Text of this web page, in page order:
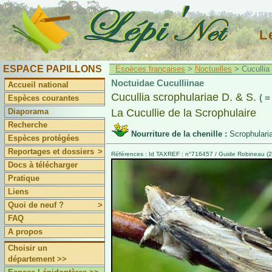
ESPACE PAPILLONS
Accueil national
Espèces courantes
Diaporama
Recherche
Espèces protégées
Reportages et dossiers >
Docs à télécharger
Pratique
Liens
Quoi de neuf ?
>
FAQ
A propos
Choisir un
département >>
Espèces françaises > Noctuelles > Cucullia
Noctuidae Cuculliinae
Cucullia scrophulariae D. & S. (
La Cucullie de la Scrophulaire
Nourriture de la chenille :
Références : Id TAXREF : n°716457 / Guide Robineau